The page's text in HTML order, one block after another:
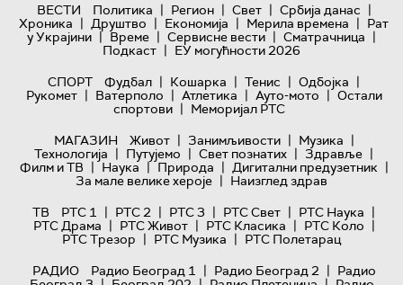
ВЕСТИ Политика | Регион | Свет | Србија данас |
Хроника | Друштво | Економија | Мерила времена | Рат
у Украјини | Време | Сервисне вести | Сматрачница |
Подкаст | ЕУ могућности 2026
СПОРТ
Фудбал | Кошарка | Тенис | Одбојка |
Рукомет | Ватерполо | Атлетика | Ауто-мото | Остали
спортови | Меморијал РТС
МАГАЗИН
Живот | Занимљивости | Музика |
Технологијa | Путујемо | Свет познатих | Здравље |
Филм и ТВ | Наука | Природа | Дигитални предузетник |
За мале велике хероје | Наизглед здрав
ТВ
РТС 1 | РТС 2 | РТС 3 | РТС Свет | РТС Наука |
РТС Драма | РТС Живот | РТС Класика | РТС Коло |
РТС Трезор | РТС Музика | РТС Полетарац
РАДИО
Радио Београд 1 | Радио Београд 2 | Радио